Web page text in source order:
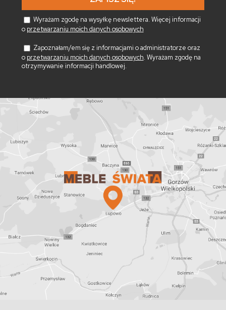
Wyrażam zgodę na wysyłkę newslettera. Więcej informacji
o przetwarzaniu moich danych osobowych
Zapoznałam/em się z informacjami o administratorze oraz
o przetwarzaniu moich danych osobowych. Wyrażam zgodę na
otrzymywanie informacji handlowej.